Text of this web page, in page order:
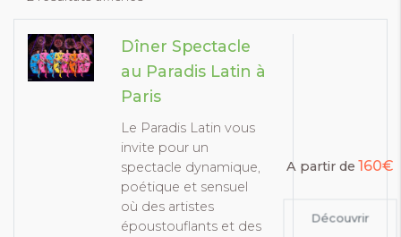
Dîner Spectacle
au Paradis Latin à
Paris
Le Paradis Latin vous
invite pour un
spectacle dynamique,
poétique et sensuel
où des artistes
époustouflants et des
A partir de 160€
Découvrir